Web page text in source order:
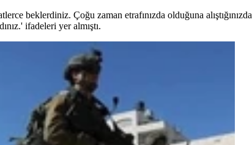
beklerdiniz. Çoğu zaman etrafınızda olduğuna
ifadeleri yer almıştı.